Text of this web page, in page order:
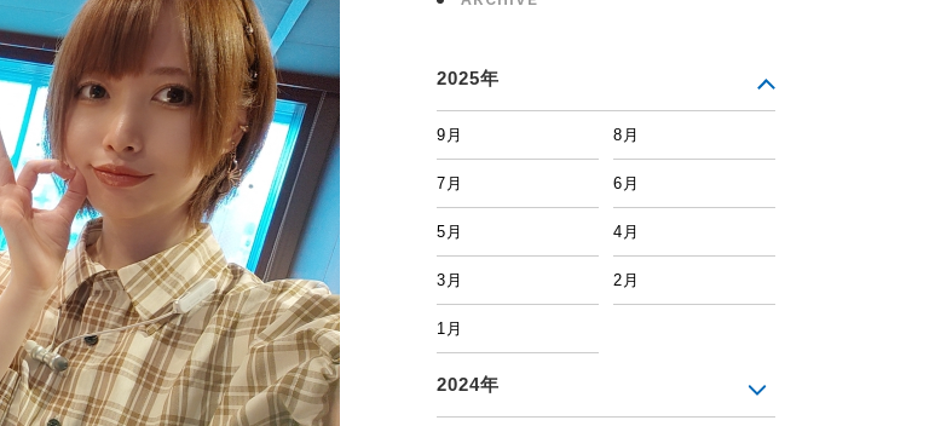
2025年
9月 8月
7月 6月
5月 4月
3月 2月
1月
2024年